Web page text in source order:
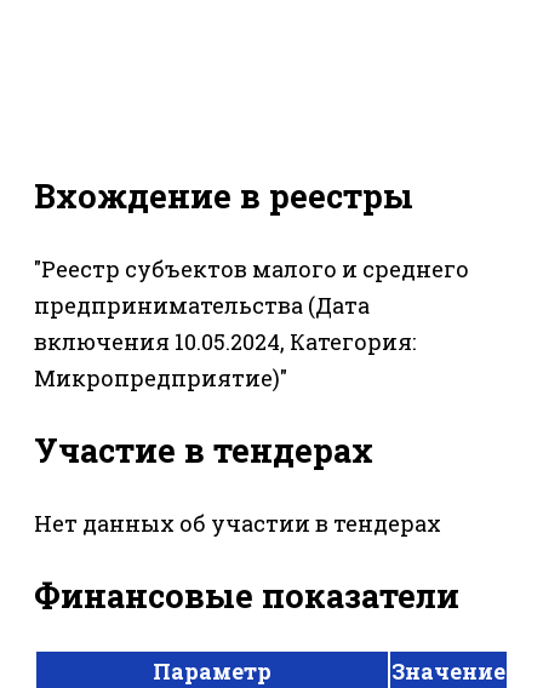
Вхождение в реестры
"Реестр субъектов малого и среднего
предпринимательства (Дата
включения 10.05.2024, Категория:
Микропредприятие)"
Участие в тендерах
Нет данных об участии в тендерах
Финансовые показатели
Параметр
Значение